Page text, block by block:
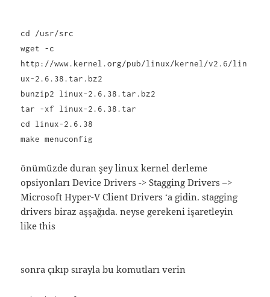
cd /usr/src
wget -c
http://www.kernel.org/pub/linux/kernel/v2.6/lin
ux-2.6.38.tar.bz2
bunzip2 linux-2.6.38.tar.bz2
tar -xf linux-2.6.38.tar
cd linux-2.6.38
make menuconfig
önümüzde duran şey linux kernel derleme
opsiyonları Device Drivers -> Stagging Drivers –>
Microsoft Hyper-V Client Drivers ‘a gidin. stagging
drivers biraz aşşağıda. neyse gerekeni işaretleyin
like this
sonra çıkıp sırayla bu komutları verin